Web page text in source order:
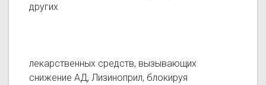
других
лекарственных средств, вызывающих
снижение АД, Лизиноприл, блокируя